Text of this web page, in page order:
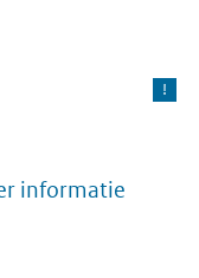
informatie